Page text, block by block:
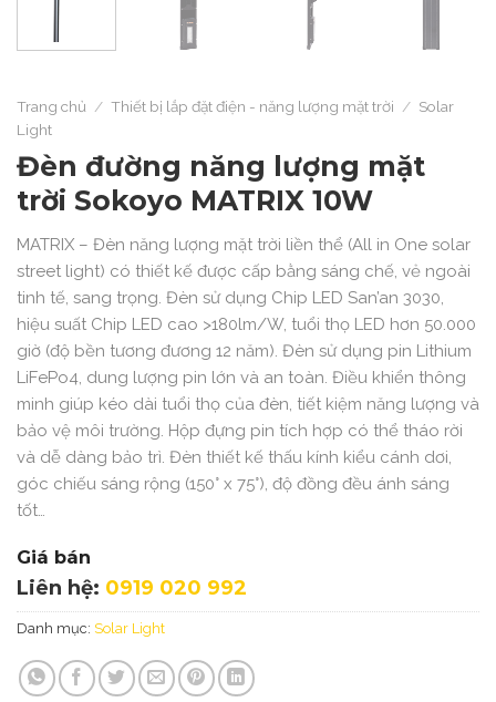
Trang chủ / Thiết bị lắp đặt điện - năng lượng mặt trời / Solar
Light
Đèn đường năng lượng mặt
trời Sokoyo MATRIX 10W
MATRIX – Đèn năng lượng mặt trời liền thể (All in One solar
street light) có thiết kế được cấp bằng sáng chế, vẻ ngoài
tinh tế, sang trọng. Đèn sử dụng Chip LED San’an 3030,
hiệu suất Chip LED cao >180lm/W, tuổi thọ LED hơn 50.000
giờ (độ bền tương đương 12 năm). Đèn sử dụng pin Lithium
LiFePo4, dung lượng pin lớn và an toàn. Điều khiển thông
minh giúp kéo dài tuổi thọ của đèn, tiết kiệm năng lượng và
bảo vệ môi trường. Hộp đựng pin tích hợp có thể tháo rời
và dễ dàng bảo trì. Đèn thiết kế thấu kính kiểu cánh dơi,
góc chiếu sáng rộng (150° x 75°), độ đồng đều ánh sáng
tốt…
Giá bán
Liên hệ: 0919 020 992
Danh mục: Solar Light